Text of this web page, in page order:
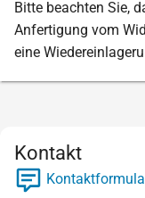
Bitte beachten Sie,
Anfertigung vom
eine
Kontakt